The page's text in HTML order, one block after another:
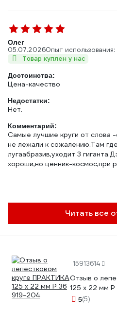
Олег
05.07.2026Опыт
Товар куплен у нас
Достоинства:
Цена-качество
Недостатки:
Нет.
Комментарий:
Самые лучшие круги от слова
не лежали к сожалению.Там
лугаабразив,уходит 3
хороши,но ценник-космос,при
Читать все
15913614
Отзыв о
125 х 22 мм
5(5)